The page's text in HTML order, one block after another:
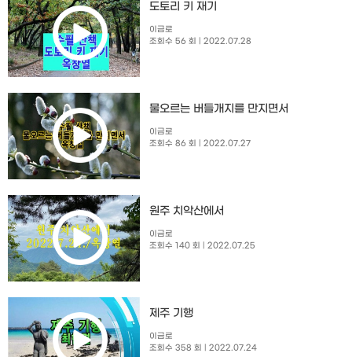
도토리 키 재기
이금로
조회수 56 회
| 2022.07.28
물오르는 버들개지를 만지면서
이금로
조회수 86 회
| 2022.07.27
원주 치악산에서
이금로
조회수 140 회
| 2022.07.25
제주 기행
이금로
조회수 358 회
| 2022.07.24